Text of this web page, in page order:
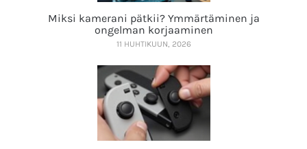
Miksi kamerani pätkii? Ymmärtäminen ja
ongelman korjaaminen
11 HUHTIKUUN, 2026